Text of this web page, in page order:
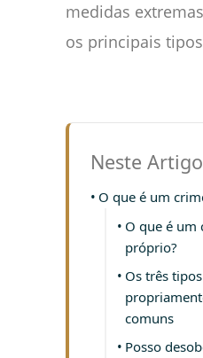
medidas
os principais
Neste
O que é um
O que é
próprio?
Os três
comuns
Posso